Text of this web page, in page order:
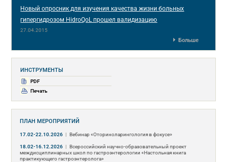
Новый опросник для изучения качества жизни больных
гипергидрозом HidroQoL прошел валидизацию
27.04.2015
Больше
ИНСТРУМЕНТЫ
PDF
Печать
ПЛАН МЕРОПРИЯТИЙ
17.02-22.10.2026 | Вебинар «Оториноларингология в фокусе»
18.02-16.12.2026 | Всероссийский научно-образовательный проект
междисциплинарных школ по гастроэнтерологии «Настольная книга
практикующего гастроэнтеролога»